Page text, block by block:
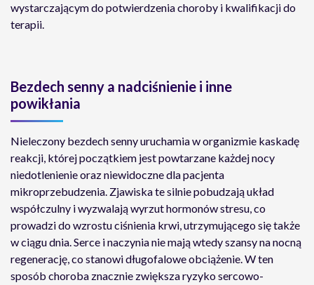
wystarczającym do potwierdzenia choroby i kwalifikacji do
terapii.
Bezdech senny a nadciśnienie i inne
powikłania
Nieleczony bezdech senny uruchamia w organizmie kaskadę
reakcji, której początkiem jest powtarzane każdej nocy
niedotlenienie oraz niewidoczne dla pacjenta
mikroprzebudzenia. Zjawiska te silnie pobudzają układ
współczulny i wyzwalają wyrzut hormonów stresu, co
prowadzi do wzrostu ciśnienia krwi, utrzymującego się także
w ciągu dnia. Serce i naczynia nie mają wtedy szansy na nocną
regenerację, co stanowi długofalowe obciążenie. W ten
sposób choroba znacznie zwiększa ryzyko sercowo-